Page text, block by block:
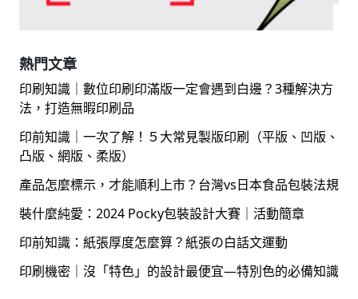
熱門文章
印刷知識｜數位印刷印滿版一定會遇到白邊？3種解決方
法，打造無暇印刷品
印前知識｜一次了解！５大常見製版印刷（平版、凹版、
凸版、網版、柔版）
產品怎麼標示，才能順利上市？台灣vs日本食品包裝法規
裝什麼純愛：2024 Pocky包裝設計大賽｜活動簡章
印前知識：紙張厚度怎麼算？紙張の白話文運動
印刷機密｜沒「特色」的設計最便宜—特別色的必備知識